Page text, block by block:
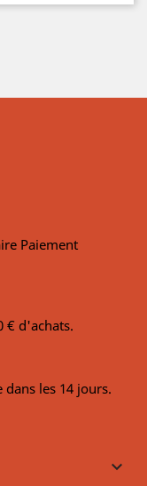
Paiement
€ d'achats.
les 14 jours.
